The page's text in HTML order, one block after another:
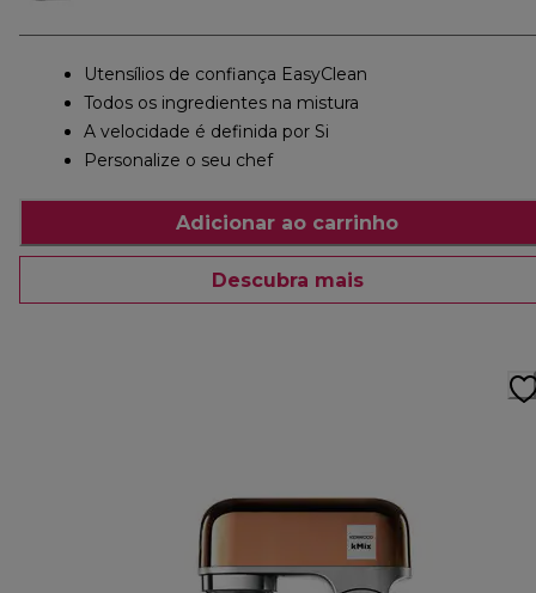
Utensílios de confiança EasyClean
Todos os ingredientes na mistura
A velocidade é definida por Si
Personalize o seu chef
Adicionar ao carrinho
Descubra mais